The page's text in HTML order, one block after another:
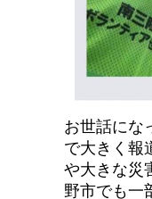
お世話にな
で大きく報
や大きな災
野市でも一